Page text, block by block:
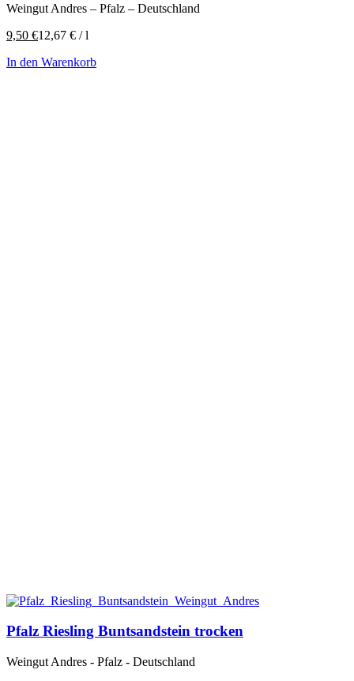
Weingut Andres – Pfalz – Deutschland
9,50 €12,67 € /l
In den Warenkorb
Pfalz Riesling Buntsandstein trocken
Weingut Andres - Pfalz - Deutschland